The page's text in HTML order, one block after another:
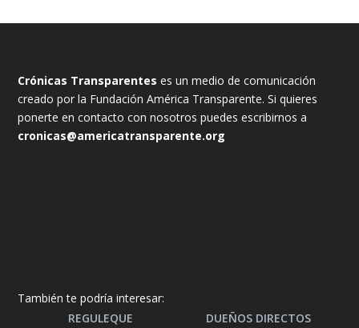
Crónicas Transparenteses un medio de comunicación
creado por la Fundación América Transparente. Si quieres
ponerte en contacto con nosotros puedes escribirnos a
cronicas@americatransparente.org
También te podría interesar:
REGULEQUE
DUEÑOS DIRECTOS